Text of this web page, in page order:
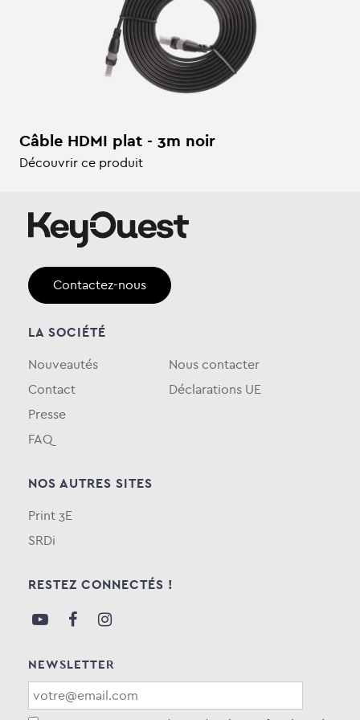
Câble HDMI plat - 3m noir
Découvrir ce produit
Contactez-nous
LA SOCIÉTÉ
Nouveautés
Contact
Presse
FAQ
Nous contacter
Déclarations UE
NOS AUTRES SITES
Print 3E
SRDi
RESTEZ CONNECTÉS !
NEWSLETTER